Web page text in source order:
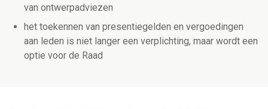
van ontwerpadviezen
het toekennen van presentiegelden en vergoedingen
aan leden is niet langer een verplichting, maar wordt een
optie voor de Raad